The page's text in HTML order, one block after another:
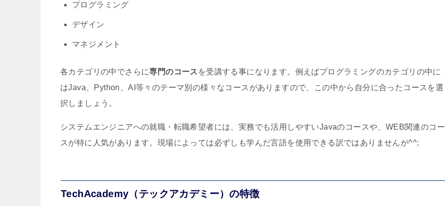
プログラミング
デザイン
マネジメント
各カテゴリの中でさらに専門のコース を受講する事になります。例えばプログラミングのカテゴリの中に
はJava、Python、AI等々のテーマ別の様々なコースがありますので、この中から自分に合ったコースを選
択しましょう。
システムエンジニアへの就職・転職希望者には、実務でも活用しやすいJavaのコースや、WEB関連のコー
スが特に人気があります。現場によっては必ずしも学んだ言語を使用できる訳ではありませんが^^;
TechAcademy（テックアカデミー）の特徴